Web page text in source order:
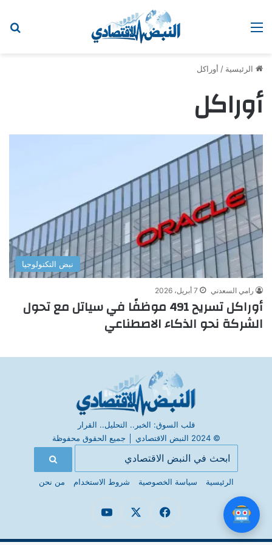
القائمة
الرئيسية / أوراكل
أوراكل
نبض التكنولوجيا
رامي السعدني 7 أبريل، 2026
أوراكل تسريح 491 موظفًا في سياتل مع تحول
الشركة نحو الذكاء الاصطناعي
قلب السوق: الخبر.. التحليل.. القرار
© 2024 النبض الاقتصادي
جميع الحقوق محفوظة
الرئيسية سياسة الخصوصية شروط الاستخدام من نحن